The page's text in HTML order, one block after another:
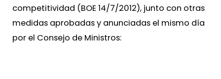
competitividad (BOE 14/7/2012), junto con otras
medidas aprobadas y anunciadas el mismo día
por el Consejo de Ministros: